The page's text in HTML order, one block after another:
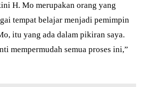
H. Mo merupakan orang yang
tempat belajar menjadi pemimpin
itu yang ada dalam pikiran saya.
mempermudah semua proses ini,”